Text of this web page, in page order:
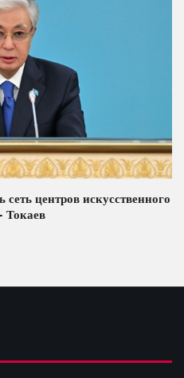
сеть центров искусственного
Токаев